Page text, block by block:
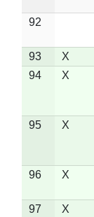
92
93 X
94
X
95 X
96 X
97 X